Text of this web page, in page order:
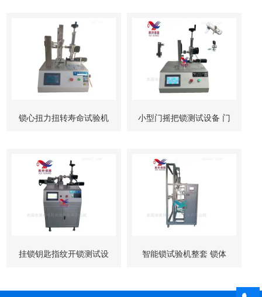
锁心扭力扭转寿命试验机 小型门摇把锁测试设备 门
挂锁钥匙指纹开锁测试设 智能锁试验机整套 锁体